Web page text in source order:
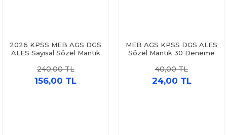
2026 KPSS MEB AGS DGS
ALES Sayısal Sözel Mantık
240,00 TL
156,00 TL
MEB AGS KPSS DGS ALES
Sözel Mantık 30 Deneme
40,00 TL
24,00 TL